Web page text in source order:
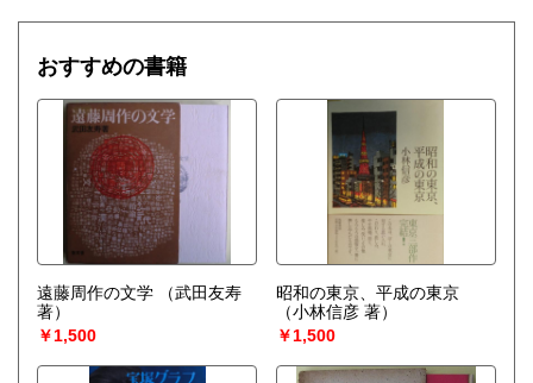
おすすめの書籍
遠藤周作の文学
（武田友寿
著）
￥1,500
昭和の東京、平成の東京
（小林信彦 著）
￥1,500